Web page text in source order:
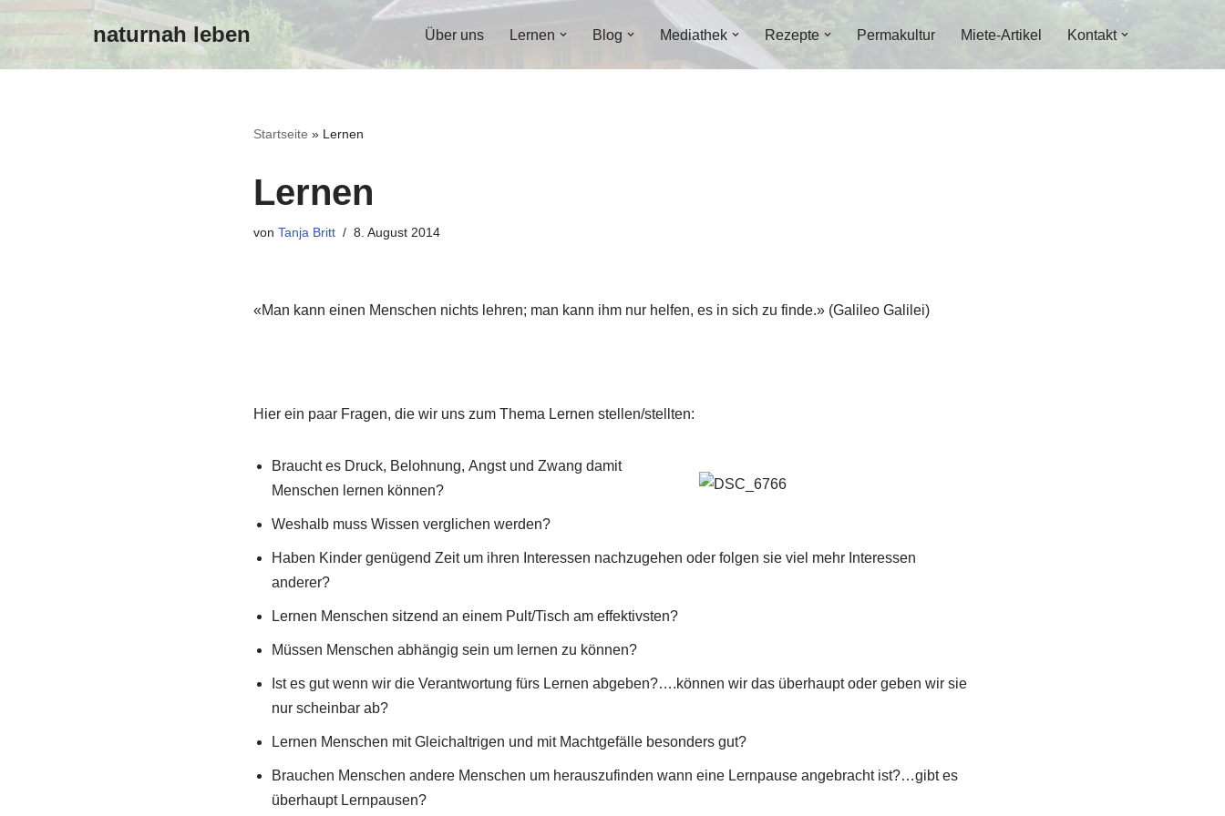
naturnah leben Über uns Lernen Blog Mediathek Rezepte Permakultur Miete-Artikel Kontakt
Startseite » Lernen
Lernen
von Tanja Britt 8. August 2014
«Man kann einen Menschen nichts lehren; man kann ihm nur helfen, es in sich zu finde.» (Galileo Galilei)
Hier ein paar Fragen, die wir uns zum Thema Lernen stellen/stellten:
Braucht es Druck, Belohnung, Angst und Zwang damit
Menschen lernen können?
Weshalb muss Wissen verglichen werden?
Haben Kinder genügend Zeit um ihren Interessen nachzugehen oder folgen sie viel mehr Interessen
anderer?
Lernen Menschen sitzend an einem Pult/Tisch am effektivsten?
Müssen Menschen abhängig sein um lernen zu können?
Ist es gut wenn wir die Verantwortung fürs Lernen abgeben?….können wir das überhaupt oder geben wir sie
nur scheinbar ab?
Lernen Menschen mit Gleichaltrigen und mit Machtgefälle besonders gut?
Brauchen Menschen andere Menschen um herauszufinden wann eine Lernpause angebracht ist?…gibt es
überhaupt Lernpausen?